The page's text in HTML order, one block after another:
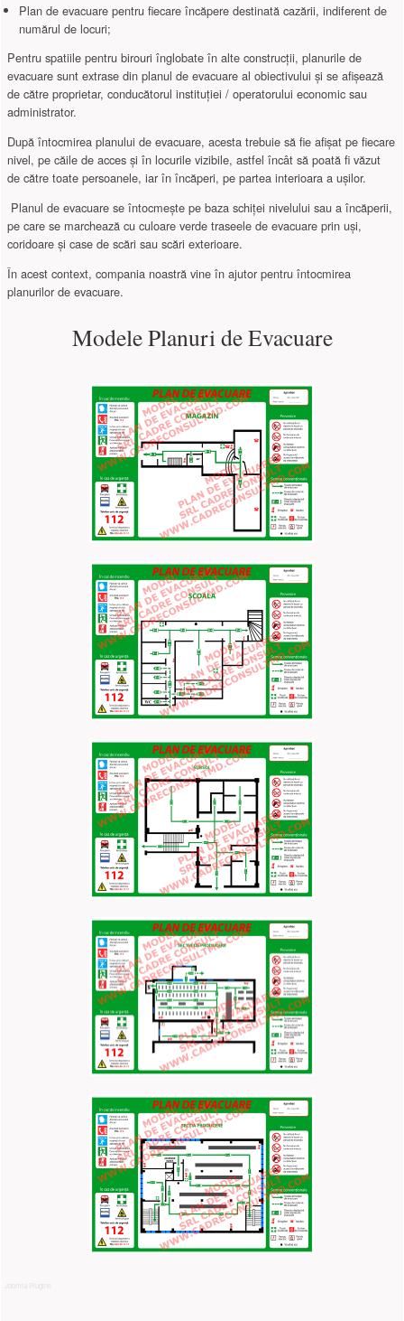
Plan de evacuare pentru fiecare încăpere destinată cazării, indiferent de
numărul de locuri;
Pentru spatiile pentru birouri înglobate în alte construcții, planurile de
evacuare sunt extrase din planul de evacuare al obiectivului și se afișează
de către proprietar, conducătorul instituției / operatorului economic sau
administrator.
După întocmirea planului de evacuare, acesta trebuie să fie afișat pe fiecare
nivel, pe căile de acces și în locurile vizibile, astfel încât să poată fi văzut
de către toate persoanele, iar în încăperi, pe partea interioara a ușilor.
Planul de evacuare se întocmește pe baza schiței nivelului sau a încăperii,
pe care se marchează cu culoare verde traseele de evacuare prin uși,
coridoare și case de scări sau scări exterioare.
În acest context, compania noastră vine în ajutor pentru întocmirea
planurilor de evacuare.
Modele Planuri de Evacuare